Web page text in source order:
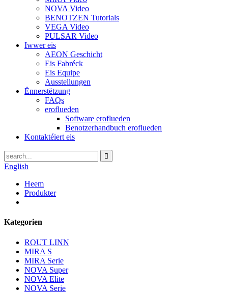
NOVA Video
BENOTZEN Tutorials
VEGA Video
PULSAR Video
Iwwer eis
AEON Geschicht
Eis Fabréck
Eis Equipe
Ausstellungen
Ënnerstëtzung
FAQs
eroflueden
Software eroflueden
Benotzerhandbuch eroflueden
Kontaktéiert eis
English
Heem
Produkter
Kategorien
ROUT LINN
MIRA S
MIRA Serie
NOVA Super
NOVA Elite
NOVA Serie